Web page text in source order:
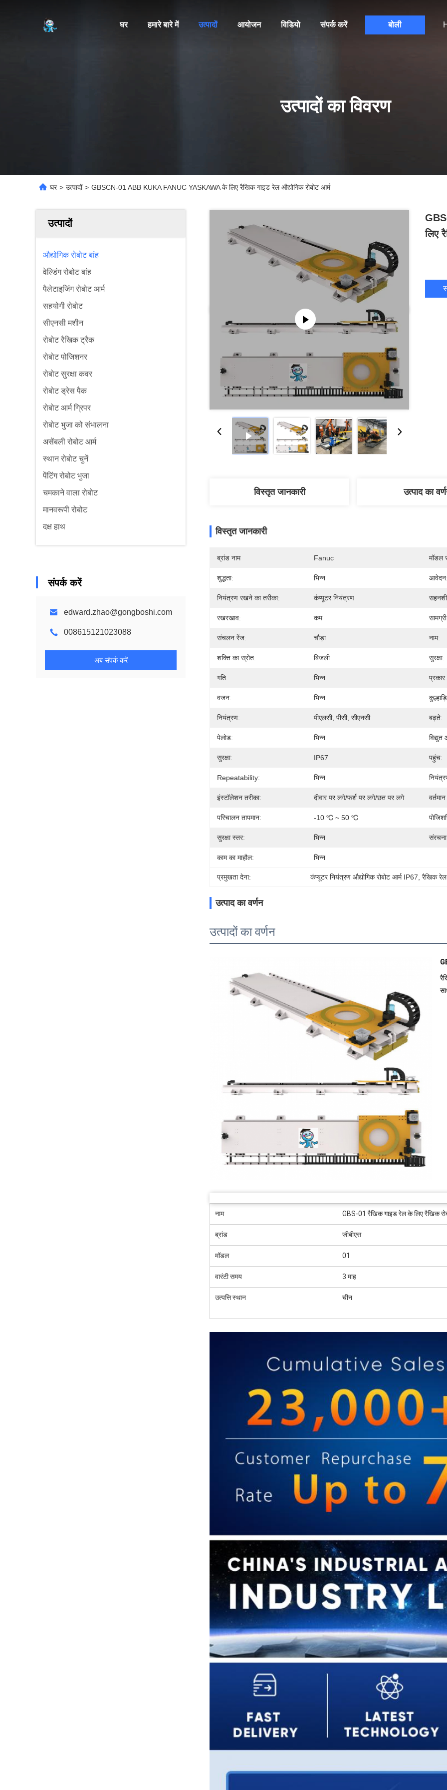
घर हमारे बारे में उत्पादों आयोजन विडियो संपर्क करें बोली
उत्पादों का विवरण
घर > उत्पादों > GBSCN-01 ABB KUKA FANUC YASKAWA के लिए रैखिक गाइड रेल औद्योगिक रोबोट आर्म
उत्पादों
औद्योगिक रोबोट बांह
वेल्डिंग रोबोट बांह
पैलेटाइजिंग रोबोट आर्म
सहयोगी रोबोट
सीएनसी मशीन
रोबोट रैखिक ट्रैक
रोबोट पोजिशनर
रोबोट सुरक्षा कवर
रोबोट ड्रेस पैक
रोबोट आर्म ग्रिपर
रोबोट भुजा को संभालना
असेंबली रोबोट आर्म
स्थान रोबोट चुनें
पेंटिंग रोबोट भुजा
चमकाने वाला रोबोट
मानवरूपी रोबोट
दक्ष हाथ
संपर्क करें
edward.zhao@gongboshi.com
008615121023088
अब संपर्क करें
लिए
विस्तृत जानकारी उत्पाद का
विस्तृत जानकारी
ब्रांड नाम Fanuc मॉडल
शुद्धता: भिन्न
नियंत्रण रखने का तरीका: कंप्यूटर नियंत्रण
रखरखाव: कम
संचलन रेंज: चौड़ा नाम:
शक्ति का स्रोत: बिजली सुरक्षा:
गति: भिन्न प्रकार:
वजन: भिन्न
नियंत्रण: पीएलसी, पीसी, सीएनसी बढ़ते:
पेलोड: भिन्न विद्युत
सुरक्षा: IP67 पहुंच:
Repeatability: भिन्न
इंस्टॉलेशन तरीका: दीवार पर लगे/फर्श पर लगे/छत पर लगे
परिचालन तापमान: -10 ℃ ~ 50 ℃
सुरक्षा स्तर: भिन्न
काम का माहौल: भिन्न
प्रमुखता देना: कंप्यूटर नियंत्रण औद्योगिक रोबोट आर्म IP67 , रैखिक रेल
उत्पाद का वर्णन
उत्पादों का वर्णन
नाम GBS-01 रैखिक गाइड रेल के लिए रैखिक
ब्रांड जीबीएस
मॉडल 01
वारंटी समय 3 माह
उत्पत्ति स्थान चीन